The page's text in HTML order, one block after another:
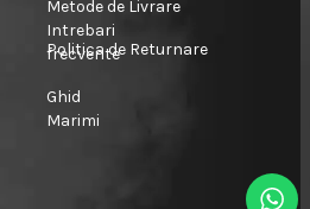
Intrebari
frecvente
Ghid
Marimi
Metode de Livrare
Politica de Returnare